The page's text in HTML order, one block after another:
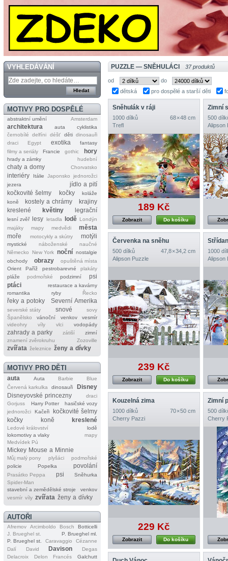
VYHLEDÁVÁNÍ
MOTIVY PRO DOSPĚLÉ
abstraktní umění Amsterdam
architektura auta
cyklistika
černobílé
delfíni déšť děti dinosauři
draci
Egypt exotika
fantasy
filmy a seriály
Francie gothic hory
hrady a zámky hudební
chaty a domy Chorvatsko
interiéry Itálie Japonsko
jednorožci
jezera
jídlo a pití
kočkovité šelmy
kočky
koláže
koně
kostely a chrámy
krajiny
kreslené
květiny legrační
lesní zvěř lesy letadla lodě Londýn
majáky
mapy medvědi
města
moře
motocykly a skútry motýli
mystické náboženské
naučné
Německo
New York noční nostalgie
obchody
obrazy
opuštěná místa
Orient
Paříž pestrobarevné
plakáty
pláže
podmořské podzimní
psi
ptáci
restaurace a kavárny
romantika
ryby Řecko
řeky a potoky Severní Amerika
severské státy snové
sovy
Španělsko
vánoční venkov
vesmír
videohry
víly vlci vodopády
zahrady a parky zátiší
zimní
znamení zvěrokruhu
Zozoville
zvířata železnice ženy a dívky
MOTIVY PRO DĚTI
auta Auta Barbie
Blue
Červená karkulka
dinosauři
Disney
Disneyovské princezny
draci
Gorjuss
Harry Potter
hasičské vozy
jednorožci
Kačeři
kočkovité šelmy
kočky
koně kreslené
Ledové království
lodě
lokomotivy a vlaky
mapy
Medvídek Pú
Mickey Mouse a Minnie
Můj malý pony plyšáci
podmořské
policie
Popelka povolání
Prasátko Peppa psi
Sněhurka
Spider‐Man
stavební a zemědělské stroje
venkov
vesmír víly zvířata ženy a dívky
AUTOŘI
Afremov Arcimboldo Bosch
Botticelli
J. Brueghel st.
P. Brueghel ml.
P. Brueghel st.
Caravaggio
Cézanne
Dalí
David Davison
Degas
Delacroix
Delon Francés
Galchutt
PUZZLE — SNĚHULÁCI 37 produktů
od
do
dětská
pro dospělé a starší děti
Sněhulák v ráji
1000 dílků
68 × 48 cm
Trefl
189 Kč
Do košíku
Zobrazit
500
Alipson
Červenka na sněhu
500 dílků
47,8 × 34,2 cm
Alipson Puzzle
239 Kč
Do košíku
Zobrazit
1000
Alipson
Kouzelná zima
1000 dílků
70 × 50 cm
Cherry Pazzi
229 Kč
Do košíku
Zobrazit
Zimní
500
Cherry